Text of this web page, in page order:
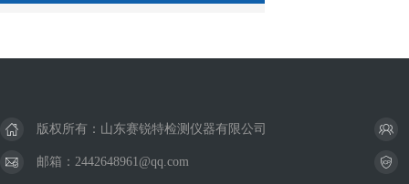
版权所有：山东赛锐特检测仪器有限公司
邮箱：2442648961@qq.com